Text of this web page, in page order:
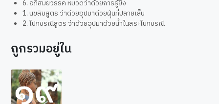
6. อภิสมยวรรค หมวดว่าด้วยการรู้ยิ่ง
1. นขสิขสูตร ว่าด้วยอุปมาด้วยฝุ่นที่ปลายเล็บ
2. โปกขรณีสูตร ว่าด้วยอุปมาด้วยน้ำในสระโบกขรณี
ถูกรวมอยู่ใน